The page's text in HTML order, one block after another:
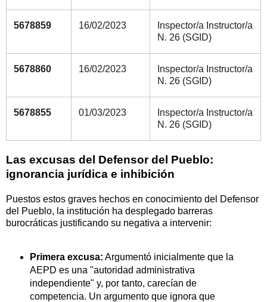
5678859 16/02/2023
Inspector/a Instructor/a
N. 26 (SGID)
5678860 16/02/2023
Inspector/a Instructor/a
N. 26 (SGID)
5678855 01/03/2023
Inspector/a Instructor/a
N. 26 (SGID)
Las excusas del Defensor del Pueblo:
ignorancia jurídica e inhibición
Puestos estos graves hechos en conocimiento del Defensor
del Pueblo, la institución ha desplegado barreras
burocráticas justificando su negativa a intervenir:
Primera excusa: Argumentó inicialmente que la
AEPD es una "autoridad administrativa
independiente" y, por tanto, carecían de
competencia. Un argumento que ignora que